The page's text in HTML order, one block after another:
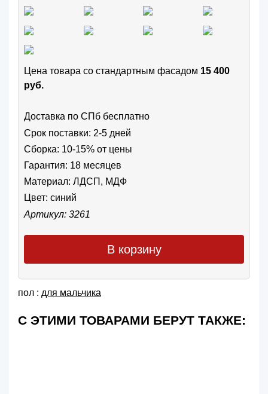
Цена товара cо стандартным фасадом 15 400
руб.
Доставка по СПб бесплатно
Срок поставки: 2-5 дней
Сборка: 10-15% от цены
Гарантия: 18 месяцев
Материал: ЛДСП, МДФ
Цвет: синий
Артикул: 3261
В корзину
пол : для мальчика
С ЭТИМИ ТОВАРАМИ БЕРУТ ТАКЖЕ: